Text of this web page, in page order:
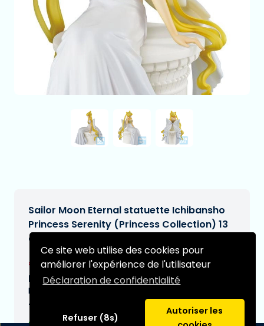
Ce site web utilise des cookies pour
améliorer l'expérience de l'utilisateur
Déclaration de confidentialité
Refuser (8s)
Autoriser les
Sailor Moon Eternal statuette Ichibansho
Princess Serenity (Princess Collection) 13
cm
€54,99[Sous réserve de modifications]
Date de livraison prévue:
N/A
Type: